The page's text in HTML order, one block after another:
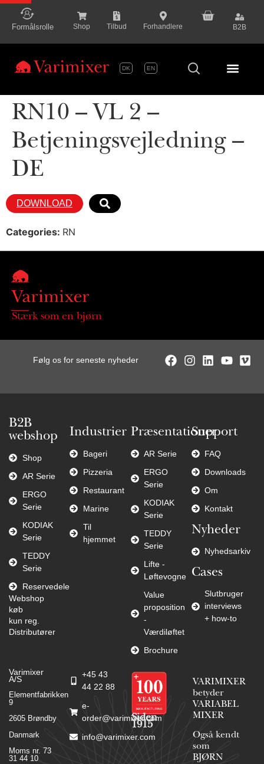
content
Formålsrolle Shop Tilbud Forhandlere B2B
DK EN
RN10 – VL 2 –
Betjeningsvejledning –
DE
DOWNLOAD
Categories: RN
Stærk som en bjørn
Følg os for seneste nyheder
B2B
webshop
Shop
AR Serie
ERGO
Serie
KODIAK
Serie
TEDDY
Serie
Reservedele
Webshop
køb
kun reg.
Distributører
Industrier
Bageri
Pizzeria
Restaurant
Marine
Til
hjemmet
Præsentationer
AR Serie
ERGO
Serie
KODIAK
Serie
TEDDY
Serie
Lifte -
Løftevogne
Value
proposition
-
Værdiløftet
Brochure
Support
FAQ
Downloads
Om
Kontakt
Nyheder
Nyhedsarkiv
Cases
Slutbruger
interviews
+ how-to
Varimixer
A/S
Elementfabrikken
9
2605 Brøndby
Danmark
Moms nr. 73
31 44 10
+45 43
44 22 88
e-
order@varimixer.com
info@varimixer.com
Siden
1915
VARIMIXER
betyder
VARIABEL
MIXER
Også kendt
som
BJØRN